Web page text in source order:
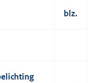
blz.